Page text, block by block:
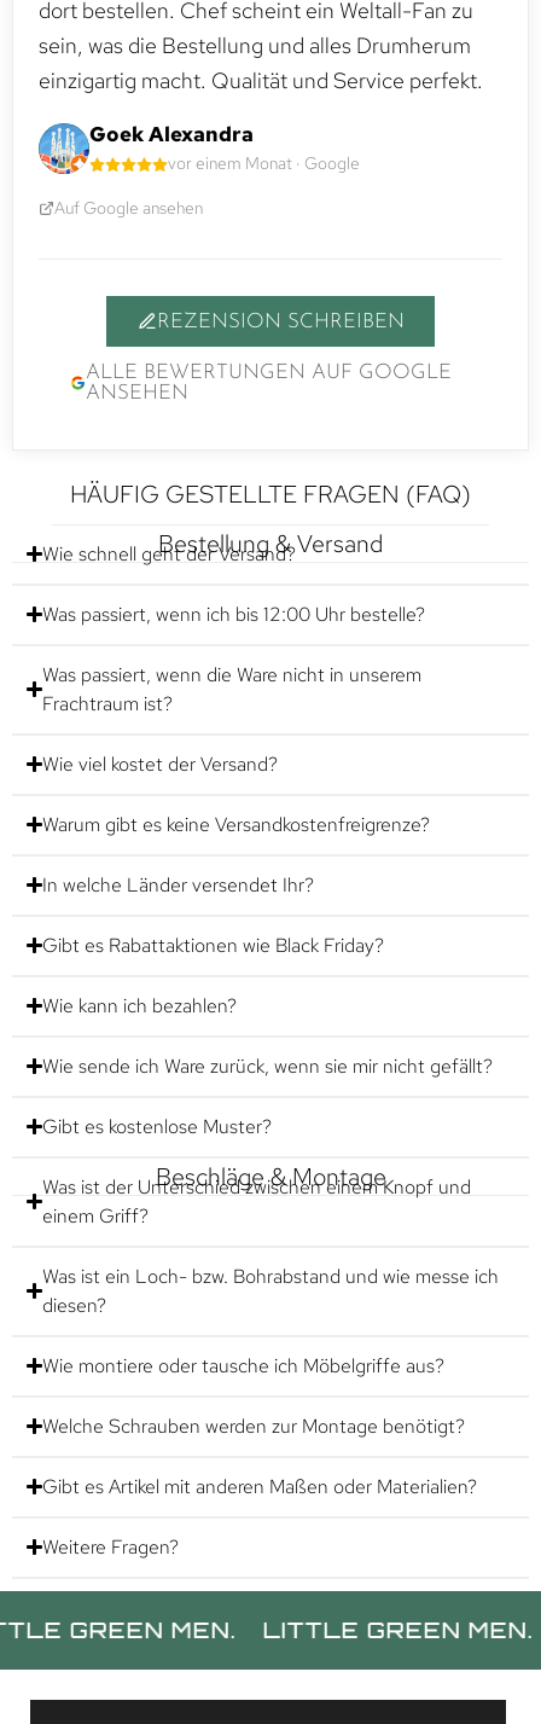
dort bestellen. Chef scheint ein Weltall-Fan zu
sein, was die Bestellung und alles Drumherum
einzigartig macht. Qualität und Service perfekt.
Goek Alexandra
vor einem Monat · Google
Auf Google ansehen
REZENSION SCHREIBEN
ALLE BEWERTUNGEN AUF GOOGLE
ANSEHEN
HÄUFIG GESTELLTE FRAGEN (FAQ)
Bestellung & Versand
Wie schnell geht der Versand?
Was passiert, wenn ich bis 12:00 Uhr bestelle?
Was passiert, wenn die Ware nicht in unserem
Frachtraum ist?
Wie viel kostet der Versand?
Warum gibt es keine Versandkostenfreigrenze?
In welche Länder versendet Ihr?
Gibt es Rabattaktionen wie Black Friday?
Wie kann ich bezahlen?
Wie sende ich Ware zurück, wenn sie mir nicht gefällt?
Gibt es kostenlose Muster?
Beschläge & Montage
Was ist der Unterschied zwischen einem Knopf und
einem Griff?
Was ist ein Loch- bzw. Bohrabstand und wie messe ich
diesen?
Wie montiere oder tausche ich Möbelgriffe aus?
Welche Schrauben werden zur Montage benötigt?
Gibt es Artikel mit anderen Maßen oder Materialien?
Weitere Fragen?
MEN. LITTLE GREEN MEN.